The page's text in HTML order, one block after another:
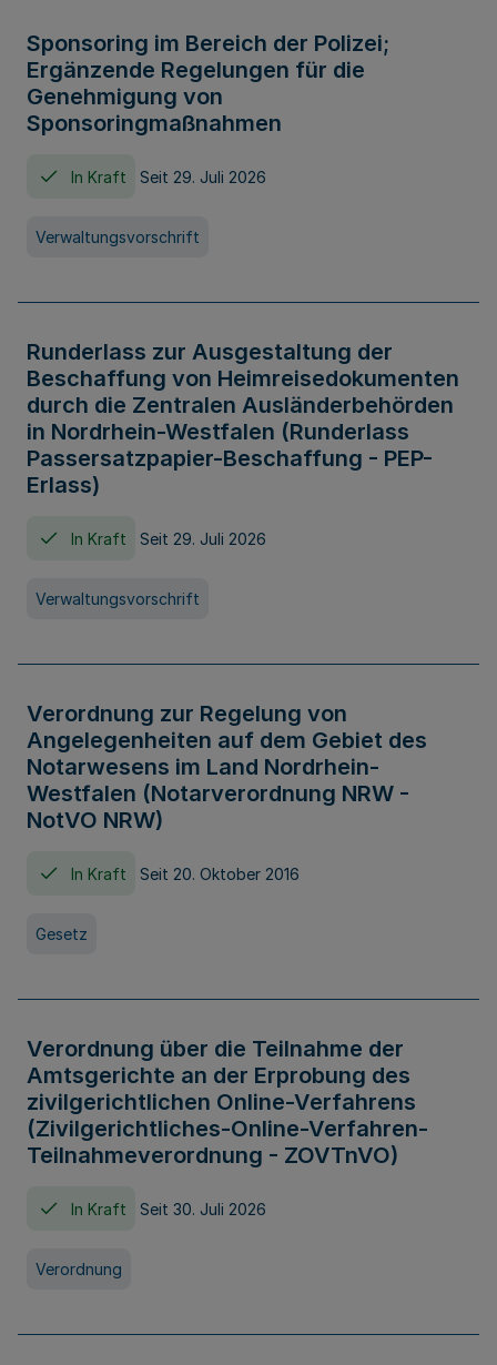
Sponsoring im Bereich der Polizei;
Ergänzende Regelungen für die
Genehmigung von
Sponsoringmaßnahmen
In Kraft Seit 29. Juli 2026
Verwaltungsvorschrift
Runderlass zur Ausgestaltung der
Beschaffung von Heimreisedokumenten
durch die Zentralen Ausländerbehörden
in Nordrhein-Westfalen (Runderlass
Passersatzpapier-Beschaffung - PEP-
Erlass)
In Kraft Seit 29. Juli 2026
Verwaltungsvorschrift
Verordnung zur Regelung von
Angelegenheiten auf dem Gebiet des
Notarwesens im Land Nordrhein-
Westfalen (Notarverordnung NRW -
NotVO NRW)
In Kraft Seit 20. Oktober 2016
Gesetz
Verordnung über die Teilnahme der
Amtsgerichte an der Erprobung des
zivilgerichtlichen Online-Verfahrens
(Zivilgerichtliches-Online-Verfahren-
Teilnahmeverordnung - ZOVTnVO)
In Kraft Seit 30. Juli 2026
Verordnung